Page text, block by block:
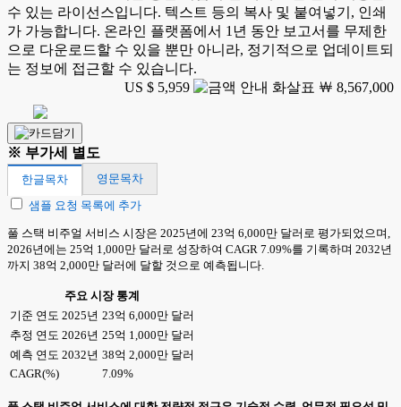
수 있는 라이선스입니다. 텍스트 등의 복사 및 붙여넣기, 인쇄
가 가능합니다. 온라인 플랫폼에서 1년 동안 보고서를 무제한
으로 다운로드할 수 있을 뿐만 아니라, 정기적으로 업데이트되
는 정보에 접근할 수 있습니다.
US $ 5,959
￦ 8,567,000
※ 부가세 별도
한글목차
영문목차
샘플 요청 목록에 추가
풀 스택 비주얼 서비스 시장은 2025년에 23억 6,000만 달러로 평가되었으며,
2026년에는 25억 1,000만 달러로 성장하여 CAGR 7.09%를 기록하며 2032년
까지 38억 2,000만 달러에 달할 것으로 예측됩니다.
주요 시장 통계
기준 연도 2025년 23억 6,000만 달러
추정 연도 2026년 25억 1,000만 달러
예측 연도 2032년 38억 2,000만 달러
CAGR(%)
7.09%